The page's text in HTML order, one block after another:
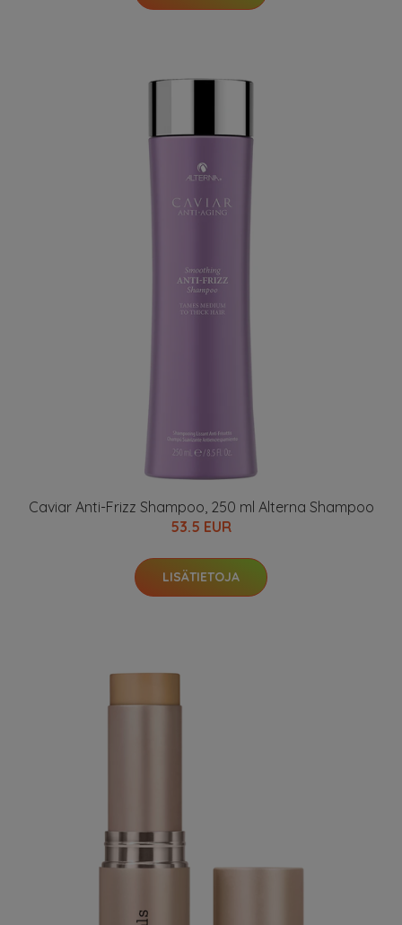
Caviar Anti-Frizz Shampoo, 250 ml Alterna Shampoo
53.5 EUR
LISÄTIETOJA